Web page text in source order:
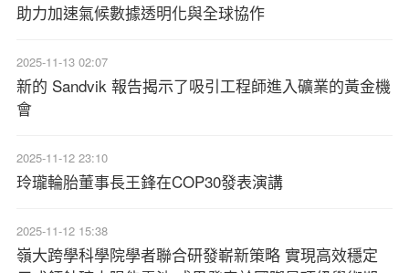
助力加速氣候數據透明化與全球協作
2025-11-13 02:07
新的 Sandvik 報告揭示了吸引工程師進入礦業的黃金機
會
2025-11-12 23:10
玲瓏輪胎董事長王鋒在COP30發表演講
2025-11-12 15:38
嶺大跨學科學院學者聯合研發嶄新策略 實現高效穩定